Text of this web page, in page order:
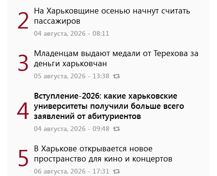
2 На Харьковщине осенью начнут считать
пассажиров
04 августа, 2026 - 08:11
3 Младенцам выдают медали от Терехова за
деньги харьковчан
05 августа, 2026 - 13:38
4 Вступление-2026: какие харьковские
университеты получили больше всего
заявлений от абитуриентов
04 августа, 2026 - 09:48
5 В Харькове открывается новое
пространство для кино и концертов
06 августа, 2026 - 17:31